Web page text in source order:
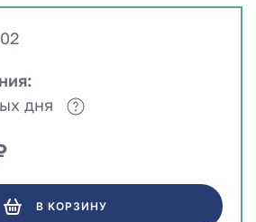
дня
В КОРЗИНУ